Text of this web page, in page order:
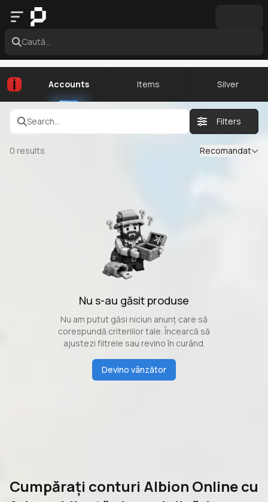
Caută...
Accounts Items Silver
Search... Filters
0 results Recomandat
Nu s-au găsit produse
Nu am putut găsi niciun anunț care să
corespundă criteriilor tale. Încearcă să
ajustezi filtrele sau revino în curând.
Devino vânzător
Cumpărați conturi Albion Online cu